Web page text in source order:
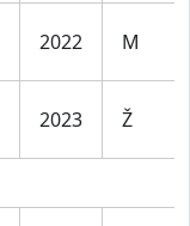
2022 M
2023 Ž